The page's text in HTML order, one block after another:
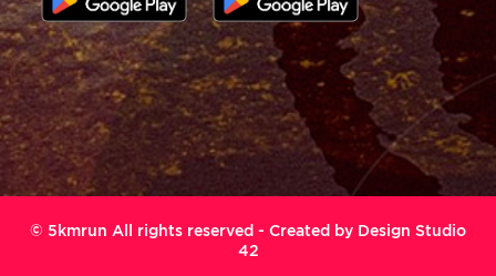
© 5kmrun All rights reserved - Created by Design Studio
42